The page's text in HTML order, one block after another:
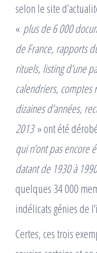
selon le site
« plus de 6 000
de France, rapports
rituels, listing d’une
calendriers, comptes
dizaines d’années,
2013» ont été
qui n’ont pas encore
datant de 1930 à
quelques 34 000
indélicats génies de
Certes, ces trois